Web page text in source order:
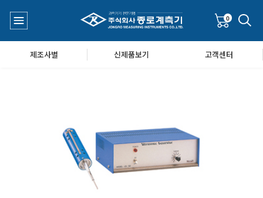
기공기질/미세먼지/가스/소음/진동측정기
속풍량계/온도계/온습도계/기압계
Q&A
0
제조사별 신제품보기 고객센터